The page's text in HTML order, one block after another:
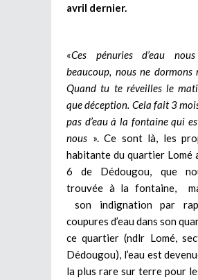
avril dernier.
«Ces pénuries d’eau
beaucoup, nous ne dormons
Quand tu te réveilles le
que déception. Cela fait 3
pas d’eau à la fontaine qui
nous ». Ce sont là, les
habitante du quartier Lomé
6 de Dédougou, que
trouvée à la fontaine,
son indignation par
coupures d’eau dans son
ce quartier (ndlr Lomé,
Dédougou), l’eau est
la plus rare sur terre pour